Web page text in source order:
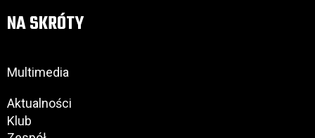
NA SKRÓTY
Multimedia
Aktualności
Klub